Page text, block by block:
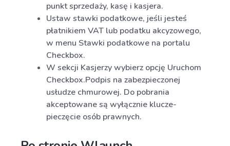
punkt sprzedaży, kasę i kasjera.
Ustaw stawki podatkowe, jeśli jesteś
płatnikiem VAT lub podatku akcyzowego,
w menu Stawki podatkowe na portalu
Checkbox.
W sekcji Kasjerzy wybierz opcję Uruchom
Checkbox.Podpis na zabezpieczonej
usłudze chmurowej. Do pobrania
akceptowane są wyłącznie klucze-
pieczęcie osób prawnych.